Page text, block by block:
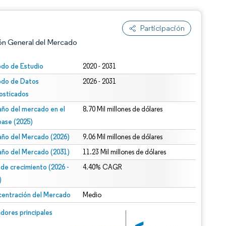
Participación
General del Mercado
de Estudio 2020 - 2031
de Datos
2026 - 2031
del mercado en el
(2025)
8.70 Mil millones de dólares
del Mercado (2026) 9.06 Mil millones de dólares
del Mercado (2031) 11.23 Mil millones de dólares
de crecimiento (2026 -
4.40% CAGR
del Mercado Medio
principales
© Mordor Intelligence. El uso requiere atribución según CC BY 4.0.
CC BY 4.0.